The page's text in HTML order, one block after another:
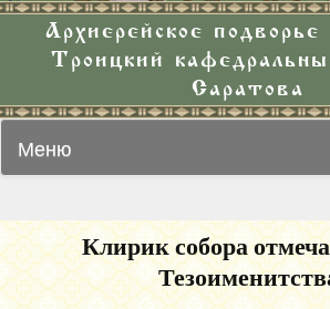
Архиерейское
Троицкий
Саратова
Меню
Клирик собора